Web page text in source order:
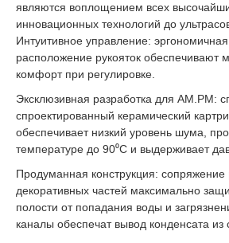
являются воплощением всех
инновационных технологий до
Интуитивное управление:
расположение рукояток обеспечивают
комфорт при регулировке.
Эксклюзивная разработка для АМ.РМ:
спроектированный керамический
обеспечивает низкий уровень шума,
температуре до 90⁰С и выдерживает
Продуманная конструкция: сопряжение
декоративных частей максимально
полости от попадания воды и
каналы обеспечат вывод конденсата из